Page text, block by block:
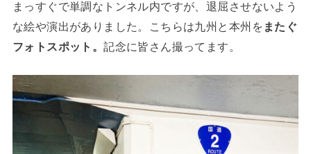
まっすぐで単調なトンネル内ですが、退屈させないよう
な絵や演出がありました。こちらは九州と本州を またぐ
フォトスポット。記念に皆さん撮ってます。